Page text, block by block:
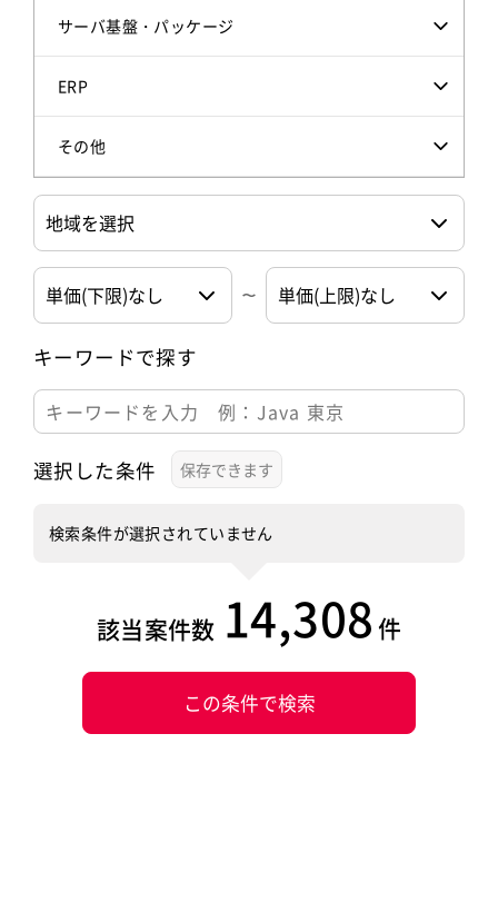
サーバ基盤・パッケージ
ERP
その他
キーワードで探す
選択した条件
検索条件が選択されていません
該当案件数 14,308 件
この条件で検索